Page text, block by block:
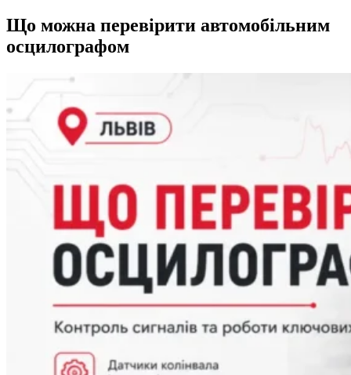
Що можна перевірити автомобільним
осцилографом